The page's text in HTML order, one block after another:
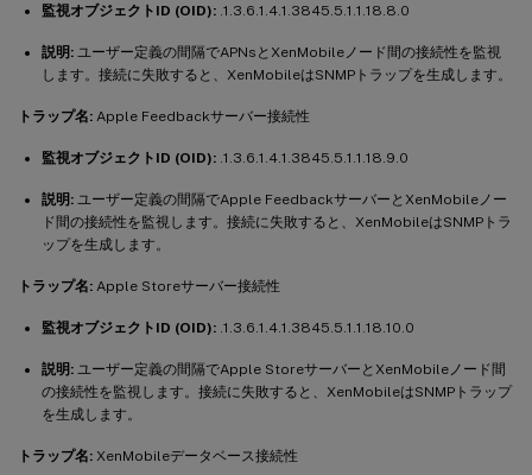
監視オブジェクトID (OID): .1.3.6.1.4.1.3845.5.1.1.18.8.0
説明: ユーザー定義の間隔でAPNsとXenMobileノード間の接続性を監視
します。接続に失敗すると、XenMobileはSNMPトラップを生成します。
トラップ名: Apple Feedbackサーバー接続性
監視オブジェクトID (OID): .1.3.6.1.4.1.3845.5.1.1.18.9.0
説明: ユーザー定義の間隔でApple FeedbackサーバーとXenMobileノー
ド間の接続性を監視します。接続に失敗すると、XenMobileはSNMPトラ
ップを生成します。
トラップ名: Apple Storeサーバー接続性
監視オブジェクトID (OID): .1.3.6.1.4.1.3845.5.1.1.18.10.0
説明: ユーザー定義の間隔でApple StoreサーバーとXenMobileノード間
の接続性を監視します。接続に失敗すると、XenMobileはSNMPトラップ
を生成します。
トラップ名: XenMobileデータベース接続性